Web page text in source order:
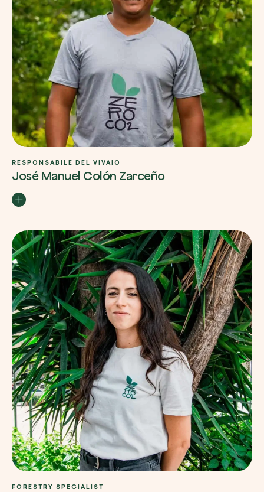
RESPONSABILE DEL VIVAIO
José Manuel Colón Zarceño
FORESTRY SPECIALIST